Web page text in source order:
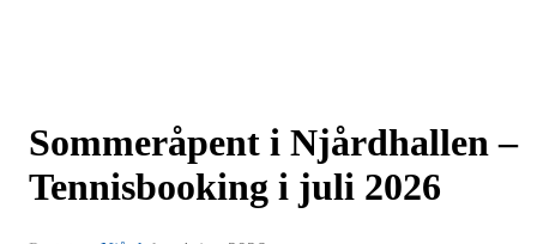
Sommeråpent i Njårdhallen –
Tennisbooking i juli 2026